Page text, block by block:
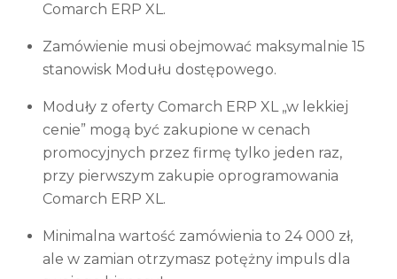
Comarch ERP XL.
Zamówienie musi obejmować maksymalnie 15
stanowisk Modułu dostępowego.
Moduły z oferty Comarch ERP XL „w lekkiej
cenie” mogą być zakupione w cenach
promocyjnych przez firmę tylko jeden raz,
przy pierwszym zakupie oprogramowania
Comarch ERP XL.
Minimalna wartość zamówienia to 24 000 zł,
ale w zamian otrzymasz potężny impuls dla